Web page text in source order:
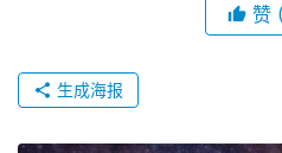
赞
生成海报